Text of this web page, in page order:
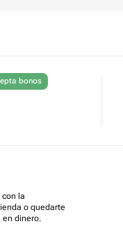
bonos
la
o quedarte
en dinero.